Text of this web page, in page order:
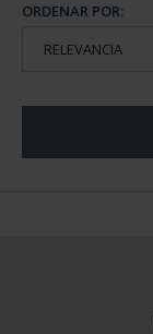
ORDENAR POR: